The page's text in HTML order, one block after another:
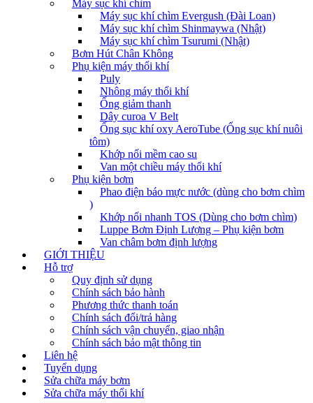
Máy sục khí chìm
Máy sục khí chìm Evergush (Đài Loan)
Máy sục khí chìm Shinmaywa (Nhật)
Máy sục khí chìm Tsurumi (Nhật)
Bơm Hút Chân Không
Phụ kiện máy thổi khí
Puly
Nhông máy thổi khí
Ống giảm thanh
Dây curoa V Belt
Ống sục khí oxy AeroTube (Ống sục khí nuôi
tôm)
Khớp nối mềm cao su
Van một chiều máy thổi khí
Phụ kiện bơm
Phao điện báo mực nước (dùng cho bơm chìm
)
Khớp nối nhanh TOS (Dùng cho bơm chìm)
Luppe Bơm Định Lượng – Phụ kiện bơm
Van châm bơm định lượng
GIỚI THIỆU
Hỗ trợ
Quy định sử dụng
Chính sách bảo hành
Phương thức thanh toán
Chính sách đổi/trả hàng
Chính sách vận chuyển, giao nhận
Chính sách bảo mật thông tin
Liên hệ
Tuyển dụng
Sửa chữa máy bơm
Sửa chữa máy thổi khí